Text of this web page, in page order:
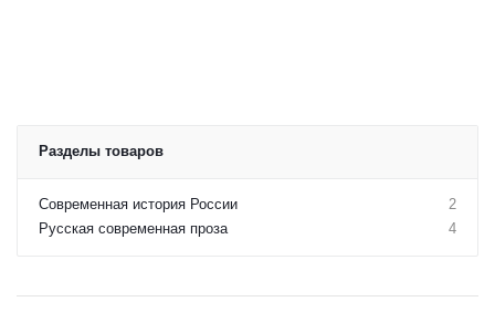
Разделы товаров
Современная история России
2
Русская современная проза
4